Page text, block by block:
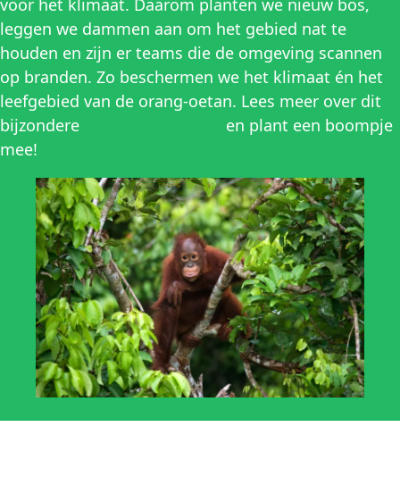
voor het klimaat. Daarom planten we nieuw bos,
leggen we dammen aan om het gebied nat te
houden en zijn er teams die de omgeving scannen
op branden. Zo beschermen we het klimaat én het
leefgebied van de orang-oetan. Lees meer over dit
bijzondere
en plant een boompje
mee!